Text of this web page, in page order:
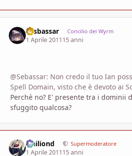
Sesbassar Concilio dei Wyrm
1 Aprile 201115 anni
@Sebassar: Non credo il tuo Ian
Spell Domain, visto che è devoto ai
Perchè no? E' presente tra i dominii
sfuggito qualcosa?
Ithiliond Supermoderatore
1 Aprile 201115 anni